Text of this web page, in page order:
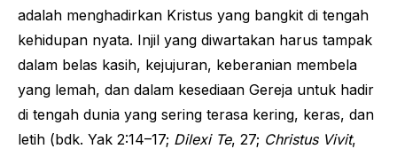
adalah menghadirkan Kristus yang bangkit di tengah
kehidupan nyata. Injil yang diwartakan harus tampak
dalam belas kasih, kejujuran, keberanian membela
yang lemah, dan dalam kesediaan Gereja untuk hadir
di tengah dunia yang sering terasa kering, keras, dan
letih (bdk. Yak 2:14–17; Dilexi Te, 27; Christus Vivit,